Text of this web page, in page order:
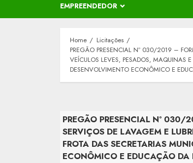
EMPREENDEDOR
Home
Licitações
PREGÃO PRESENCIAL Nº 030/2019 –
VEÍCULOS LEVES, PESADOS, MAQUINAS
DESENVOLVIMENTO ECONÔMICO E
PREGÃO PRESENCIAL Nº 030/
SERVIÇOS DE LAVAGEM E
FROTA DAS SECRETARIAS
ECONÔMICO E EDUCAÇÃO DA